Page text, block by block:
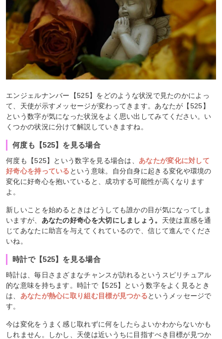
エンジェルナンバー【525】をどのような状況で見たのかによっ
て、天使が示すメッセージが変わってきます。あなたが【525】
という数字が気になった状況をよく思い出してみてください。い
くつかの状況に分けて解説していきますね。
何度も【525】を見る場合
何度も【525】という数字を見る場合は、 あなたが変化に対して
好奇心を持っている という意味。自分自身に起きる変化や環境の
変化に好奇心を抱いていると、成功する可能性が高くなります
よ。
新しいことを始めるときはどうしても誰かの目が気になってしま
いますが、 あなたの好奇心を大切にしましょう。 天使は直感を通
じてあなたに助言を与えてくれているので、信じて進んでくださ
いね。
時計で【525】を見る場合
時計は、毎日さまざまなチャンスが訪れるというスピリチュアル
的な意味を持ちます。時計で【525】という数字をよく見るとき
は、 あなたが熱心に取り組む目標が見つかるというメッセージで
す。
今は変化をうまく感じ取れずに何をしたらよいかわからないかも
しれません。しかし、天使は近いうちに目指すべき目標が見つか